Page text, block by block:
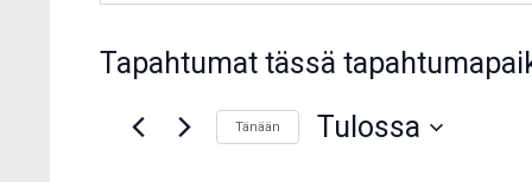
Tapahtumat tässä
Tänään Tulossa